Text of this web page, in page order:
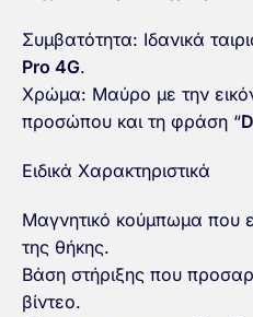
Συμβατότητα: Ιδανικά
Pro 4G.
Χρώμα: Μαύρο με την
προσώπου και τη φράση “
Ειδικά Χαρακτηριστικά
Μαγνητικό κούμπωμα που
της θήκης.
Βάση στήριξης που
βίντεο.